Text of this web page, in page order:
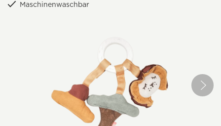
Maschinenwaschbar